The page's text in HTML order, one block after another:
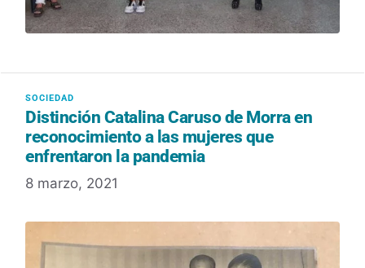
Distinción Catalina Caruso de Morra en
reconocimiento a las mujeres que
enfrentaron la pandemia
8 marzo, 2021